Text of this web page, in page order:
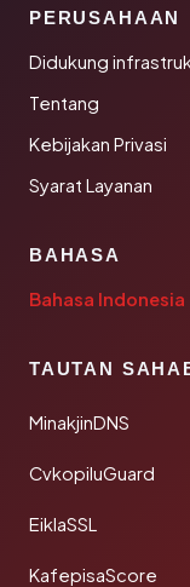
PERUSAHAAN
Didukung
Tentang
Kebijakan Privasi
Syarat Layanan
BAHASA
Bahasa Indonesia
TAUTAN
MinakjinDNS
CvkopiluGuard
EiklaSSL
KafepisaScore